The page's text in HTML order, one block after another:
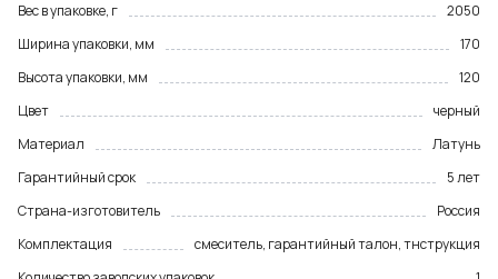
Вес в упаковке, г
2050
Ширина упаковки, мм
170
Высота упаковки, мм
120
Цвет
черный
Материал
Латунь
Гарантийный срок
5 лет
Страна-изготовитель
Россия
Комплектация
смеситель, гарантийный талон, тнструкция